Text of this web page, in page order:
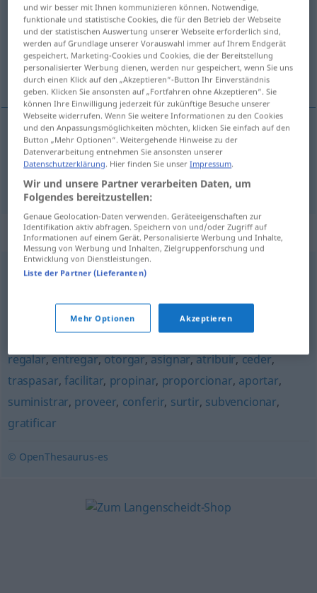
Übersicht aller Übersetzungen
(Für mehr Details die Übersetzung anklicken/antippen)
vermachen, hinterlassen
vermachen legar JUR
hinterlassen legartb FIG
Synonyme für "legar"
testar, dejar,mandar,otorgar
encomendar,transferir,delegar
obsequiar,agasajar,conceder,dar,donar,ofrendar
regalar,entregar,otorgar,asignar,atribuir,ceder,
traspasar, facilitar, propinar, proporcionar, aportar,
suministrar, proveer, conferir, surtir, subvencionar,
gratificar
© OpenThesaurus-es
und wir besser mit Ihnen kommunizieren können. Notwendige,
funktionale und statistische Cookies, die für den Betrieb der Webseite
und der statistischen Auswertung unserer Webseite erforderlich sind,
werden auf Grundlage unserer Vorauswahl immer auf Ihrem Endgerät
gespeichert. Marketing-Cookies und Cookies, die der Bereitstellung
personalisierter Werbung dienen, werden nur gespeichert, wenn Sie uns
durch einen Klick auf den „Akzeptieren“-Button Ihr Einverständnis
geben. Klicken Sie ansonsten auf „Fortfahren ohne Akzeptieren“. Sie
können Ihre Einwilligung jederzeit für zukünftige Besuche unserer
Webseite widerrufen. Wenn Sie weitere Informationen zu den Cookies
und den Anpassungsmöglichkeiten möchten, klicken Sie einfach auf den
Button „Mehr Optionen“. Weitergehende Hinweise zu der
Datenverarbeitung entnehmen Sie ansonsten unserer
Datenschutzerklärung . Hier finden Sie unserImpressum
Wir und unsere Partner verarbeiten Daten, um
Folgendes bereitzustellen:
Genaue Geolocation-Daten verwenden. Geräteeigenschaften zur
Identifikation aktiv abfragen. Speichern von und/oder Zugriff auf
Informationen auf einem Gerät. Personalisierte Werbung und Inhalte,
Messung von Werbung und Inhalten, Zielgruppenforschung und
Entwicklung von Dienstleistungen.
Liste der Partner (Lieferanten)
Mehr Optionen Akzeptieren